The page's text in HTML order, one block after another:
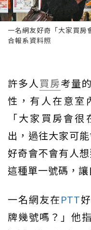
一名網友好奇「大家買房
合報系資料照
許多人買房考量
性，有人在意室
「大家買房會
出，過往大家可
好奇會不會有人
這種單一號碼，
一名網友在PTT
牌幾號嗎？」他